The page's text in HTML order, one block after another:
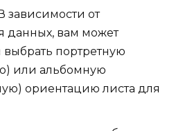
зависимости от
данных, вам может
выбрать портретную
или альбомную
ориентацию листа для